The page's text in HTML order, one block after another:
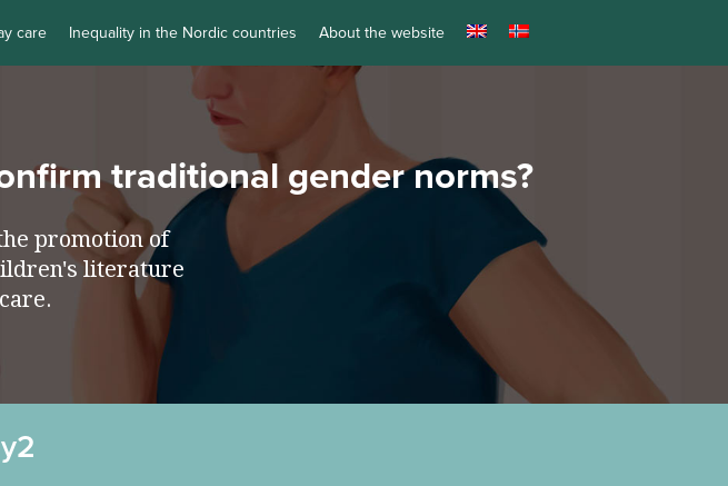
care Inequality in the Nordic countries About the website
traditional gender norms?
promotion of
literature